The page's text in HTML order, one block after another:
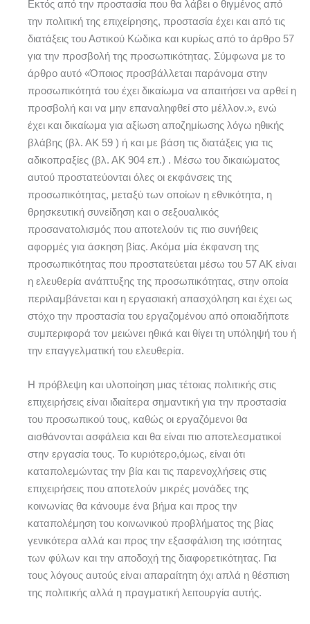
Εκτός από την προστασία που θα λάβει ο θιγμένος από
την πολιτική της επιχείρησης, προστασία έχει και από τις
διατάξεις του Αστικού Κώδικα και κυρίως από το άρθρο 57
για την προσβολή της προσωπικότητας. Σύμφωνα με το
άρθρο αυτό «Όποιος προσβάλλεται παράνομα στην
προσωπικότητά του έχει δικαίωμα να απαιτήσει να αρθεί η
προσβολή και να μην επαναληφθεί στο μέλλον.», ενώ
έχει και δικαίωμα για αξίωση αποζημίωσης λόγω ηθικής
βλάβης (βλ. ΑΚ 59 ) ή και με βάση τις διατάξεις για τις
αδικοπραξίες (βλ. ΑΚ 904 επ.) . Μέσω του δικαιώματος
αυτού προστατεύονται όλες οι εκφάνσεις της
προσωπικότητας, μεταξύ των οποίων η εθνικότητα, η
θρησκευτική συνείδηση και ο σεξουαλικός
προσανατολισμός που αποτελούν τις πιο συνήθεις
αφορμές για άσκηση βίας. Ακόμα μία έκφανση της
προσωπικότητας που προστατεύεται μέσω του 57 ΑΚ είναι
η ελευθερία ανάπτυξης της προσωπικότητας, στην οποία
περιλαμβάνεται και η εργασιακή απασχόληση και έχει ως
στόχο την προστασία του εργαζομένου από οποιαδήποτε
συμπεριφορά τον μειώνει ηθικά και θίγει τη υπόληψή του ή
την επαγγελματική του ελευθερία.
Η πρόβλεψη και υλοποίηση μιας τέτοιας πολιτικής στις
επιχειρήσεις είναι ιδιαίτερα σημαντική για την προστασία
του προσωπικού τους, καθώς οι εργαζόμενοι θα
αισθάνονται ασφάλεια και θα είναι πιο αποτελεσματικοί
στην εργασία τους. Το κυριότερο,όμως, είναι ότι
καταπολεμώντας την βία και τις παρενοχλήσεις στις
επιχειρήσεις που αποτελούν μικρές μονάδες της
κοινωνίας θα κάνουμε ένα βήμα και προς την
καταπολέμηση του κοινωνικού προβλήματος της βίας
γενικότερα αλλά και προς την εξασφάλιση της ισότητας
των φύλων και την αποδοχή της διαφορετικότητας. Για
τους λόγους αυτούς είναι απαραίτητη όχι απλά η θέσπιση
της πολιτικής αλλά η πραγματική λειτουργία αυτής.